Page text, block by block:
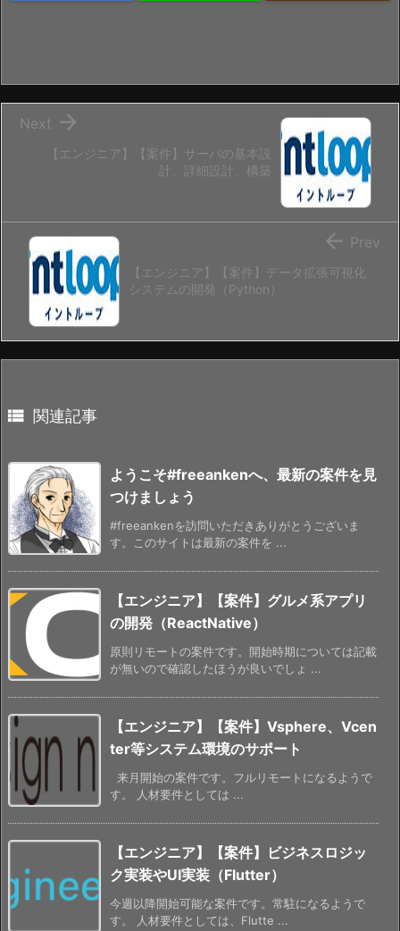
【エンジニア】【案件】サーバの基本設
計、詳細設計、構築

Next
【エンジニア】【案件】データ拡張可視化
システムの開発（Python）
 Prev
 関連記事
ようこそ#freeankenへ、最新の案件を見
つけましょう
#freeankenを訪問いただきありがとうございま
す。このサイトは最新の案件を ...
【エンジニア】【案件】グルメ系アプリ
の開発（ReactNative）
原則リモートの案件です。開始時期については記載
が無いので確認したほうが良いでしょ ...
【エンジニア】【案件】Vsphere、Vcen
ter等システム環境のサポート
来月開始の案件です。フルリモートになるようで
す。 人材要件としては ...
【エンジニア】【案件】ビジネスロジッ
ク実装やUI実装（Flutter）
今週以降開始可能な案件です。常駐になるようで
す。 人材要件としては、Flutte ...